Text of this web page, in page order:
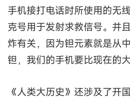
手机接打电话时所使用的无
克号用于发射求救信号。并
炸有关，因为钽元素就是从
钽，我们的手机要比现在的大
《人类大历史》还涉及了开